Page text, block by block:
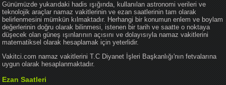
Günümüzde yukarıdaki hadis ışığında, kullanılan astronomi verileri ve
teknolojik araçlar namaz vakitlerinin ve ezan saatlerinin tam olarak
belirlenmesini mümkün kılmaktadır. Herhangi bir konumun enlem ve boylam
değerlerinin doğru olarak bilinmesi, istenen bir tarih ve saatte o noktaya
düşecek olan güneş ışınlarının açısını ve dolayısıyla namaz vakitlerini
matematiksel olarak hesaplamak için yeterlidir.
Vakitci.com namaz vakitlerini T.C Diyanet İşleri Başkanlığı'nın fetvalarına
uygun olarak hesaplanmaktadır.
Ezan Saatleri